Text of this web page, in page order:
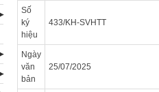
Số
ký
hiệu
433/KH-SVHTT
Ngày
văn
bản
25/07/2025